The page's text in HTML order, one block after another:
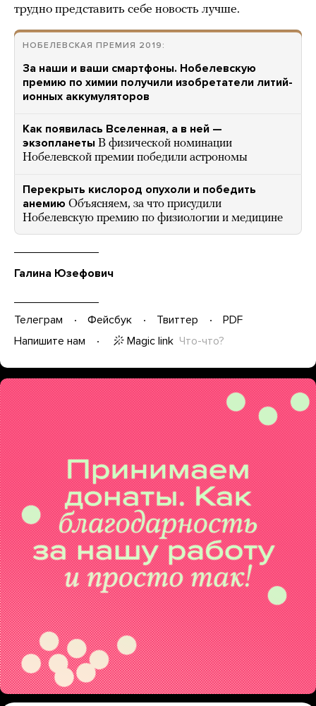
трудно представить себе новость лучше.
НОБЕЛЕВСКАЯ ПРЕМИЯ 2019:
За наши и ваши смартфоны. Нобелевскую
премию по химии получили изобретатели литий-
ионных аккумуляторов
Как появилась Вселенная, а в ней —
экзопланеты В физической номинации
Нобелевской премии победили астрономы
Перекрыть кислород опухоли и победить
анемию Объясняем, за что присудили
Нобелевскую премию по физиологии и медицине
Галина Юзефович
Телеграм Фейсбук Твиттер
PDF
Напишите нам
Magic link Что-что?